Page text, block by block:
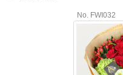
No. FWI032